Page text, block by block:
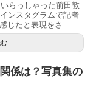
らっしゃった前田敦
ンスタグラムで記者
じたと表現をさ...
係は？写真集の